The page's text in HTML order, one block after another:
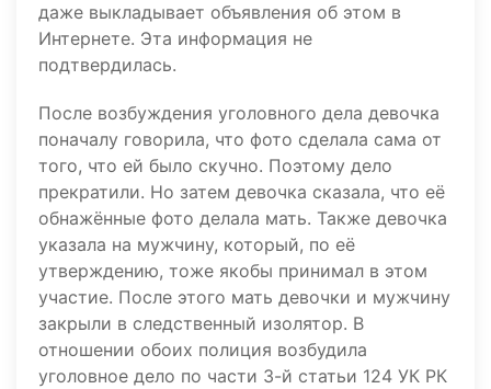
даже выкладывает объявления об этом в
Интернете. Эта информация не
подтвердилась.
После возбуждения уголовного дела девочка
поначалу говорила, что фото сделала сама от
того, что ей было скучно. Поэтому дело
прекратили. Но затем девочка сказала, что её
обнажённые фото делала мать. Также девочка
указала на мужчину, который, по её
утверждению, тоже якобы принимал в этом
участие. После этого мать девочки и мужчину
закрыли в следственный изолятор. В
отношении обоих полиция возбудила
уголовное дело по части 3-й статьи 124 УК РК